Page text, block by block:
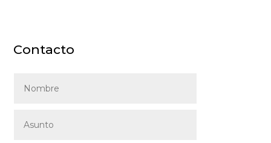
Contacto